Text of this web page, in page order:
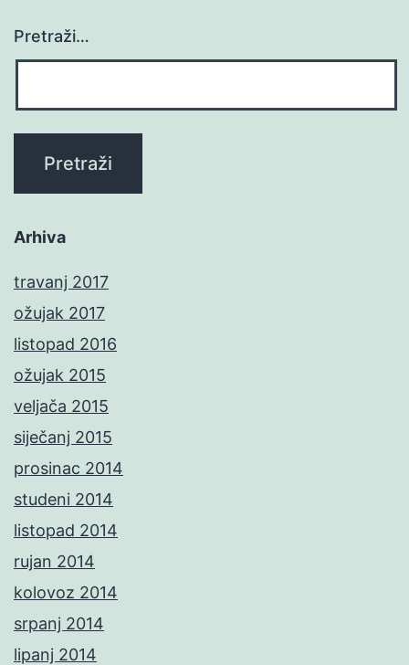
Pretraži…
Arhiva
travanj 2017
ožujak 2017
listopad 2016
ožujak 2015
veljača 2015
siječanj 2015
prosinac 2014
studeni 2014
listopad 2014
rujan 2014
kolovoz 2014
srpanj 2014
lipanj 2014